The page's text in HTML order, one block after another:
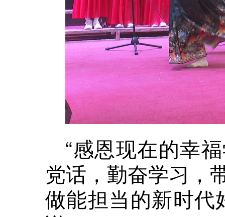
“感恩现在的幸
党话，勤奋学习，
做能担当的新时代